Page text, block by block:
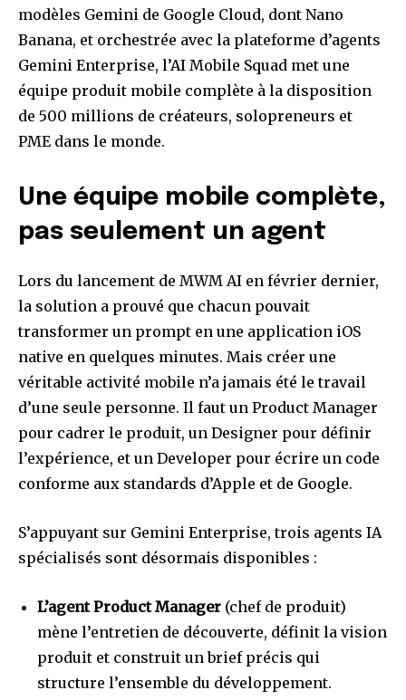
modèles Gemini de Google Cloud, dont Nano
Banana, et orchestrée avec la plateforme d’agents
Gemini Enterprise, l’AI Mobile Squad met une
équipe produit mobile complète à la disposition
de 500 millions de créateurs, solopreneurs et
PME dans le monde.
Une équipe mobile complète,
pas seulement un agent
Lors du lancement de MWM AI en février dernier,
la solution a prouvé que chacun pouvait
transformer un prompt en une application iOS
native en quelques minutes. Mais créer une
véritable activité mobile n’a jamais été le travail
d’une seule personne. Il faut un Product Manager
pour cadrer le produit, un Designer pour définir
l’expérience, et un Developer pour écrire un code
conforme aux standards d’Apple et de Google.
S’appuyant sur Gemini Enterprise, trois agents IA
spécialisés sont désormais disponibles :
L’agent Product Manager (chef de produit)
mène l’entretien de découverte, définit la vision
produit et construit un brief précis qui
structure l’ensemble du développement.